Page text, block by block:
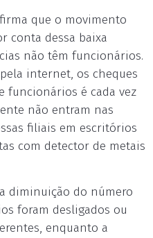
que o movimento
conta dessa baixa
não têm funcionários.
internet, os cheques
funcionários é cada vez
não entram nas
filiais em escritórios
com detector de metais
diminuição do número
foram desligados ou
enquanto a